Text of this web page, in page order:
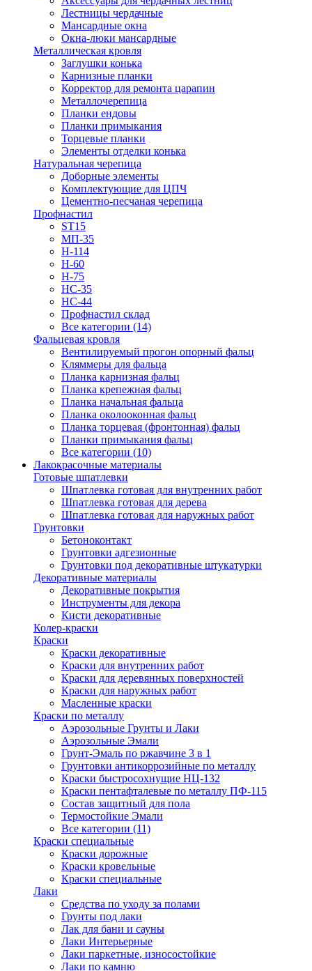
Лестницы чердачные
Мансардные окна
Окна-люки мансардные
Металлическая кровля
Заглушки конька
Карнизные планки
Корректор для ремонта царапин
Металлочерепица
Планки ендовы
Планки примыкания
Торцевые планки
Элементы отделки конька
Натуральная черепица
Доборные элементы
Комплектующие для ЦПЧ
Цементно-песчаная черепица
Профнастил
ST15
МП-35
Н-114
Н-60
Н-75
НС-35
НС-44
Профнастил склад
Все категории (14)
Фальцевая кровля
Вентилируемый прогон опорный фальц
Кляммеры для фальца
Планка карнизная фальц
Планка крепежная фальц
Планка начальная фальца
Планка околооконная фальц
Планка торцевая (фронтонная) фальц
Планки примыкания фальц
Все категории (10)
Лакокрасочные материалы
Готовые шпатлевки
Шпатлевка готовая для внутренних работ
Шпатлевка готовая для дерева
Шпатлевка готовая для наружных работ
Грунтовки
Бетоноконтакт
Грунтовки адгезионные
Грунтовки под декоративные штукатурки
Декоративные материалы
Декоративные покрытия
Инструменты для декора
Кисти декоративные
Колер-краски
Краски
Краски декоративные
Краски для внутренних работ
Краски для деревянных поверхностей
Краски для наружных работ
Масленные краски
Краски по металлу
Аэрозольные Грунты и Лаки
Аэрозольные Эмали
Грунт-Эмаль по ржавчине 3 в 1
Грунтовки антикоррозийные по металлу
Краски быстросохнущие НЦ-132
Краски пентафталевые по металлу ПФ-115
Состав защитный для пола
Термостойкие Эмали
Все категории (11)
Краски специальные
Краски дорожные
Краски кровельные
Краски специальные
Лаки
Cредства по уходу за полами
Грунты под лаки
Лак для бани и сауны
Лаки Интерьерные
Лаки паркетные, износостойкие
Лаки по камню